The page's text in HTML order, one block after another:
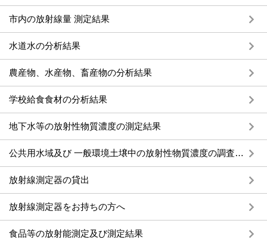
市内の放射線量 測定結果
水道水の分析結果
農産物、水産物、畜産物の分析結果
学校給食食材の分析結果
地下水等の放射性物質濃度の測定結果
公共用水域及び 一般環境土壌中の放射性物質濃度の調査結果
放射線測定器の貸出
放射線測定器をお持ちの方へ
食品等の放射能測定及び測定結果